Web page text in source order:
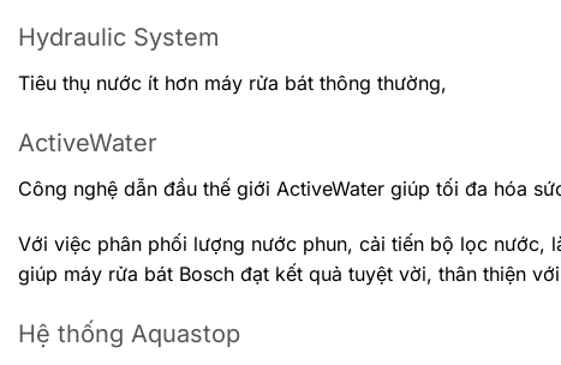
Hydraulic System
Tiêu thụ nước ít hơn máy rửa bát thông thường,
ActiveWater
Công nghệ dẫn đầu thế giới ActiveWater giúp tối đa hóa
Với việc phân phối lượng nước phun, cải tiến bộ lọc nước,
giúp máy rửa bát Bosch đạt kết quả tuyệt vời, thân thiện
Hệ thống Aquastop